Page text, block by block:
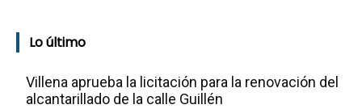
Lo último
Villena aprueba la licitación para la renovación del
alcantarillado de la calle Guillén